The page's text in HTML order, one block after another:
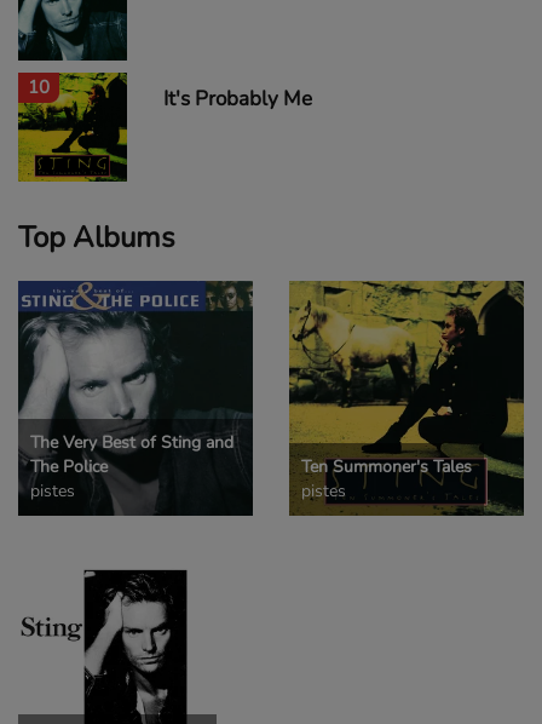
10 It's Probably Me
Top Albums
The Very Best of Sting and
The Police
pistes
Ten Summoner's Tales
pistes